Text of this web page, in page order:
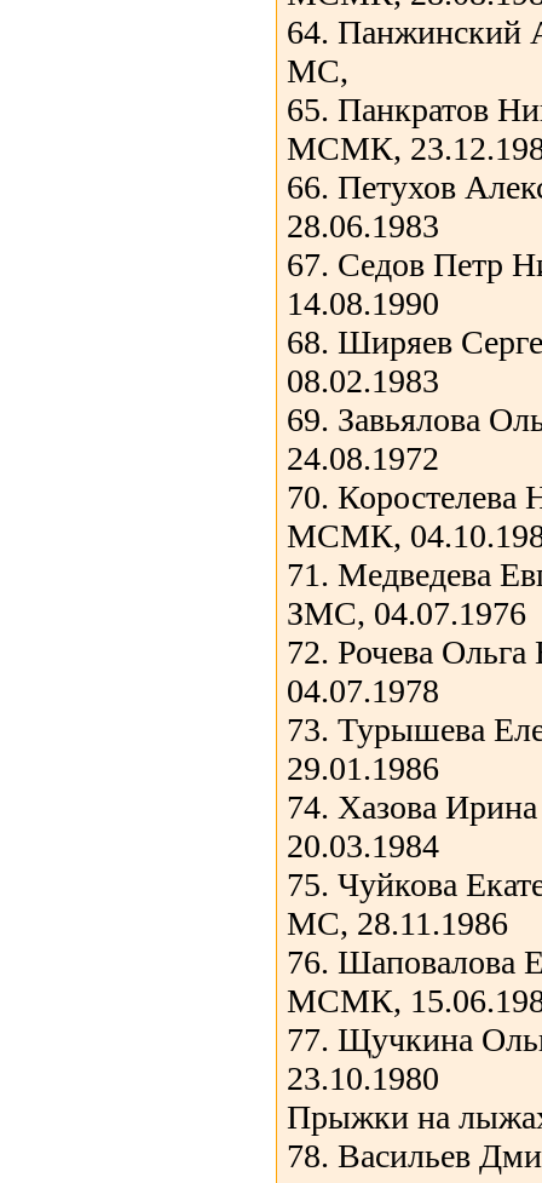
64. Панжинский
МС,
65. Панкратов
МСМК,
66. Петухов
28.06.1983
67. Седов Петр
14.08.1990
68. Ширяев
08.02.1983
69. Завьялова
24.08.1972
70. Коростелева
МСМК,
71. Медведева
ЗМС, 04.07.1976
72. Рочева
04.07.1978
73. Турышева
29.01.1986
74. Хазова
20.03.1984
75. Чуйкова
МС, 28.11.1986
76. Шаповалова
МСМК,
77. Щучкина
23.10.1980
Прыжки на
78. Васильев